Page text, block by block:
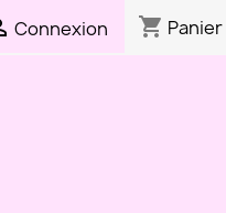
Connexion shopping_cart Panier